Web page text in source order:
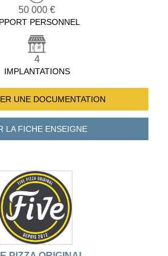
50 000 €
PERSONNEL
4
IMPLANTATIONS
UNE DOCUMENTATION
LA FICHEENSEIGNE